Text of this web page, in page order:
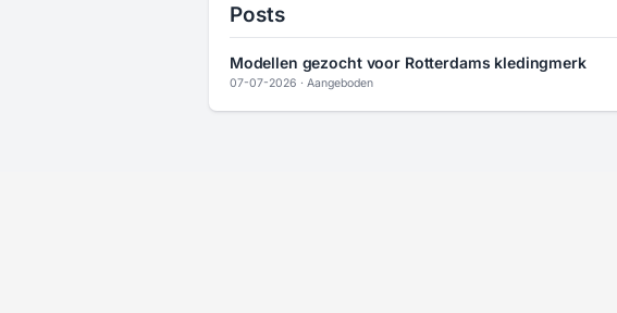
Posts
Modellen gezocht voor Rotterdams kledingmerk
07-07-2026 · Aangeboden